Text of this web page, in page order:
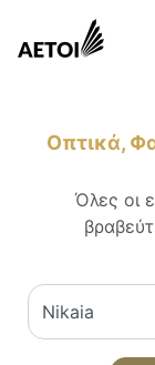
Οπτικά,
Όλες οι